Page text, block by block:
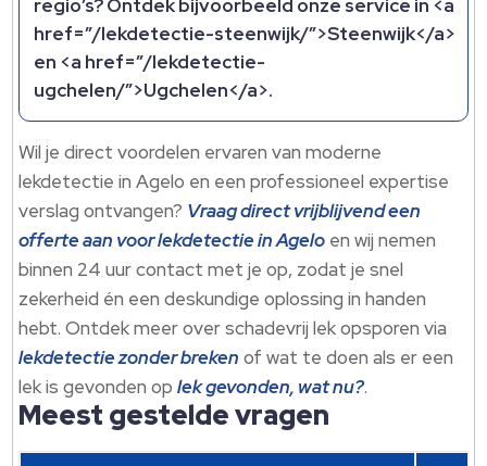
regio’s? Ontdek bijvoorbeeld onze service in <a
href=”/lekdetectie-steenwijk/”>Steenwijk</a>
en <a href=”/lekdetectie-
ugchelen/”>Ugchelen</a>.
Wil je direct voordelen ervaren van moderne
lekdetectie in Agelo en een professioneel expertise
verslag ontvangen? Vraag direct vrijblijvend een
offerte aan voor lekdetectie in Agelo en wij nemen
binnen 24 uur contact met je op, zodat je snel
zekerheid én een deskundige oplossing in handen
hebt. Ontdek meer over schadevrij lek opsporen via
lekdetectie zonder breken of wat te doen als er een
lek is gevonden oplek gevonden, wat nu?.
Meest gestelde vragen